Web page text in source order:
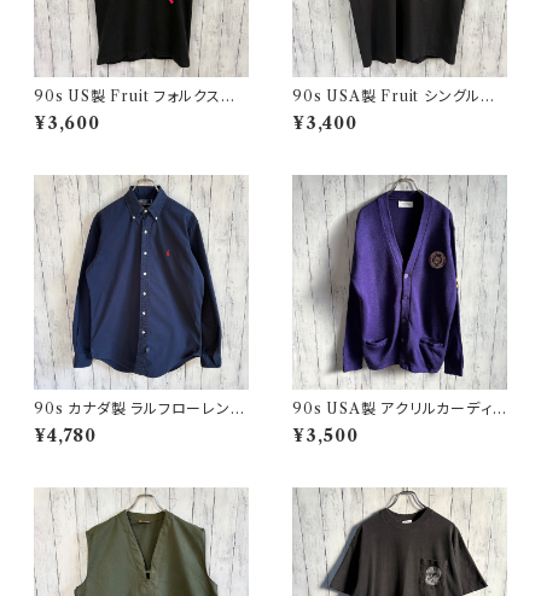
90s US製 Fruit フォルクスワ
ーゲン シングルステッチTシャツ
ヴィンテージTシャツ アド 企業
¥3,600
90s USA製 Fruit シングルス
テッチTシャツ ポケットT scree
nstars ヴィンテージ
¥3,400
90s カナダ製 ラルフローレン
ボタンダウンシャツ Ralph Laur
en
¥4,780
90s USA製 アクリルカーディガ
ン レタード 紫 アメリカ製
¥3,500